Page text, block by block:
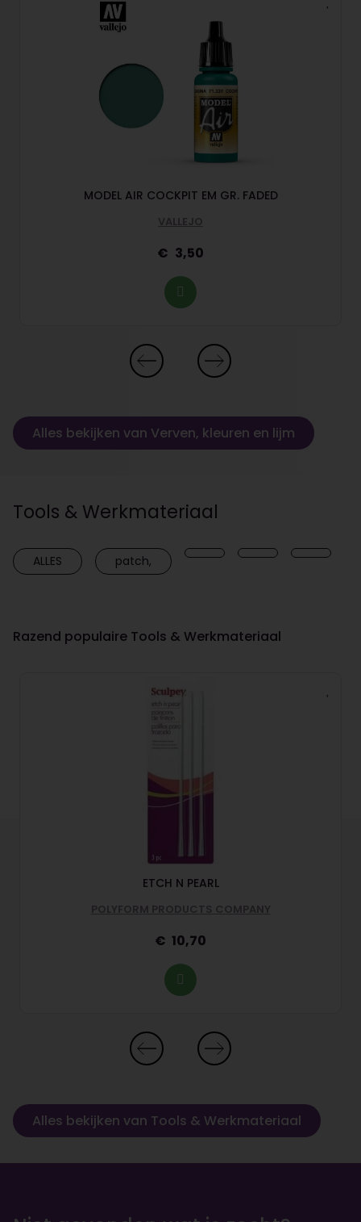
MODEL AIR COCKPIT EM GR. FADED
VALLEJO
3,50
Alles bekijken van Verven, kleuren en lijm
Tools & Werkmateriaal
ALLES patch,
Razend populaire Tools & Werkmateriaal
ETCH N PEARL
POLYFORM PRODUCTS COMPANY
10,70
Alles bekijken van Tools & Werkmateriaal